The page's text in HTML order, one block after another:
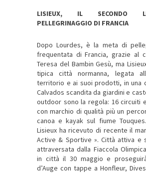
LISIEUX, IL SECONDO
PELLEGRINAGGIO DI FRANCIA
Dopo Lourdes, è la meta di
frequentata di Francia, grazie al
Teresa del Bambin Gesù, ma
tipica città normanna, legata
territorio e ai suoi prodotti, in una
Calvados scandita da giardini e
outdoor sono la regola: 16 circuiti
con marchio di qualità più un
canoa e kayak sul fiume
Lisieux ha ricevuto di recente il
Active & Sportive ». Città attiva e
attraversata dalla Fiaccola
in città il 30 maggio e
d’Auge con tappe a Honfleur,